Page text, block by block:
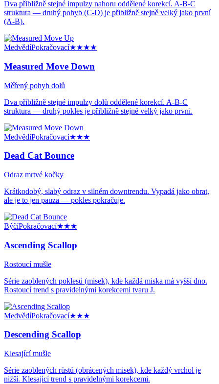
Dva přibližně stejné impulzy nahoru oddělené korekcí. A-B-C
struktura — druhý pohyb (C-D) je přibližně stejně velký jako první
(A-B).
MedvědíPokračovací★★★★
Measured Move Down
Měřený pohyb dolů
Dva přibližně stejné impulzy dolů oddělené korekcí. A-B-C
struktura — druhý pokles je přibližně stejně velký jako první.
MedvědíPokračovací★★★
Dead Cat Bounce
Odraz mrtvé kočky
Krátkodobý, slabý odraz v silném downtrendu. Vypadá jako obrat,
ale je to jen pauza — pokles pokračuje.
BýčíPokračovací★★★
Ascending Scallop
Rostoucí mušle
Série zaoblených poklesů (misek), kde každá miska má vyšší dno.
Rostoucí trend s pravidelnými korekcemi tvaru J.
MedvědíPokračovací★★★
Descending Scallop
Klesající mušle
Série zaoblených růstů (obrácených misek), kde každý vrchol je
nižší. Klesající trend s pravidelnými korekcemi.